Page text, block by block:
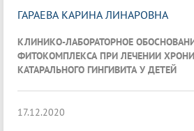
ГАРАЕВА КАРИНА ЛИНАРОВНА
КЛИНИКО-ЛАБОРАТОРНОЕ
ФИТОКОМПЛЕКСА ПРИ ЛЕЧЕНИИ
КАТАРАЛЬНОГО ГИНГИВИТА У ДЕТЕЙ
17.12.2020